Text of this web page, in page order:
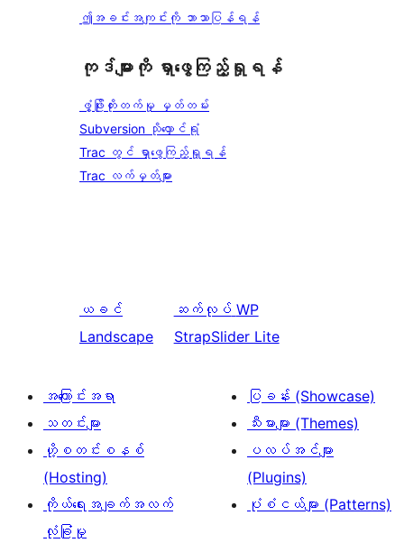
ဤအခင်းအကျင်းကို ဘာသာပြန်ရန်
ကုဒ်များကို ရှာဖွေကြည့်ရှုရန်
ဖွံ့ဖြိုးတိုးတက်မှု မှတ်တမ်း
Subversion သိုလှောင်ရုံ
Trac တွင် ရှာဖွေကြည့်ရှုရန်
Trac လက်မှတ်များ
ယခင်
Landscape
ဆက်လုပ် WP
StrapSlider Lite
အကြောင်းအရာ
သတင်းများ
ဟို့စတင်းစနစ်
(Hosting)
ကိုယ်ရေးအချက်အလက်
လုံခြုံမှု
ပြခန်း (Showcase)
သီးမားများ (Themes)
ပလပ်အင်များ
(Plugins)
ပုံစံငယ်များ (Patterns)